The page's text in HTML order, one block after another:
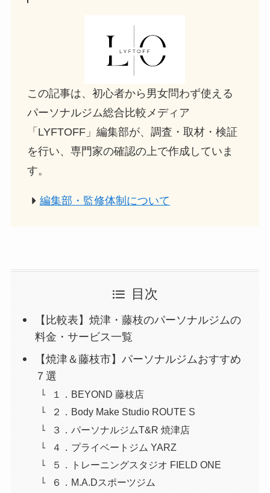
この記事は、初心者から男女問わず使える
パーソナルジム総合比較メディア
「LYFTOFF」編集部が、調査・取材・検証
を行い、専門家の確認の上で作成していま
す。
編集部・監修体制について
目次
【比較表】焼津・藤枝のパーソナルジムの
料金・サービス一覧
【焼津＆藤枝市】パーソナルジムおすすめ
７選
１．BEYOND 藤枝店
２．Body Make Studio ROUTE S
３．パーソナルジムT&R 焼津店
４．プライベートジム YARZ
５．トレーニングスタジオ FIELD ONE
６．M.A.Dスポーツジム